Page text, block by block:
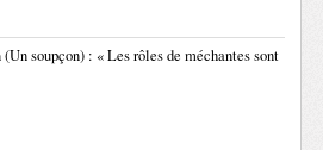
soupçon) : « Les rôles de méchantes sont